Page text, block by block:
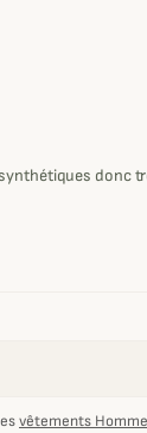
donc
vêtements